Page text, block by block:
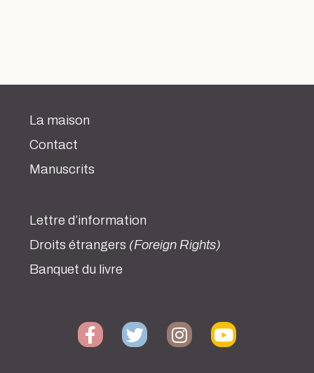
La maison
Contact
Manuscrits
Lettre d’information
Droits étrangers (Foreign Rights)
Banquet du livre